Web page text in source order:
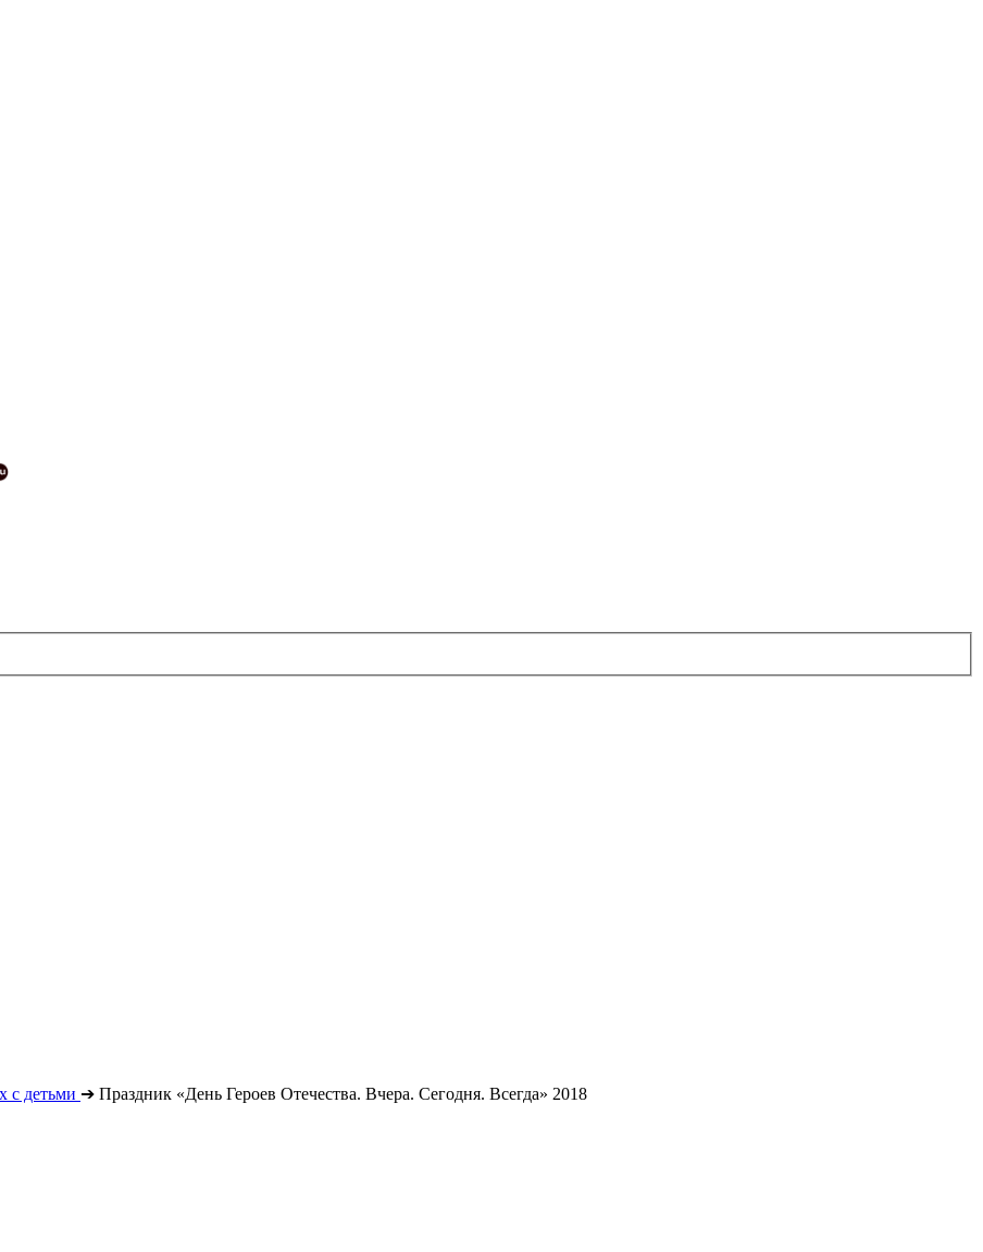
с детьми ➔ Праздник «День Героев Отечества. Вчера. Сегодня. Всегда» 2018